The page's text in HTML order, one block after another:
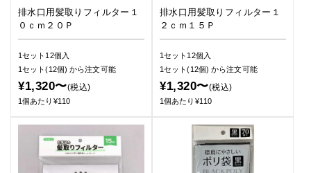
排水口用髪取りフィルター１
０ｃｍ２０Ｐ
1セット12個入
1セット(12個)から注文可能
¥1,320〜(税込)
1個あたり¥110
排水口用髪取りフィルター１
２ｃｍ１５Ｐ
1セット12個入
1セット(12個)から注文可能
¥1,320〜(税込)
1個あたり¥110